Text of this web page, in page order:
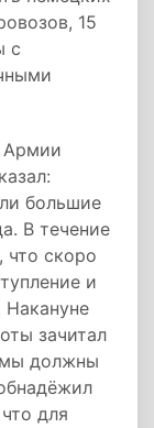
15
с
Армии
большие
В течение
что скоро
и
Накануне
зачитал
мы должны
для